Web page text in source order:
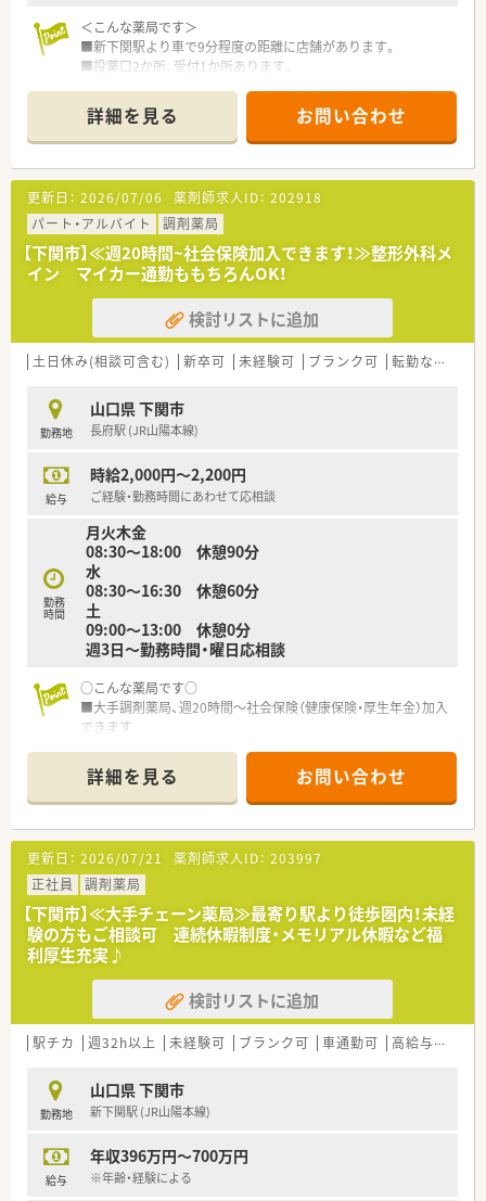
ティア休暇などワークライフバランスを推奨されています。
＜こんな方にもおすすめ＞
■しっかりとした教育体制のもとで薬剤師としてのスキルを磨
きたい方
■応援体制がありいざという時に休みの取れる環境でご勤務さ
れたい方
■マイカー通勤ご希望の方
■様々な店舗でスキルを磨いてみたい方
＜こんな薬局です＞
■新下関駅より車で9分程度の距離に店舗があります。
■投薬口2か所、受付1か所あります。
すので働きやすい環境です。
＜業務内容＞
■処方箋による調剤業務、服薬指導、薬剤情報の提供など
■近隣のクリニックより内科、呼吸器科、循環器科をメインに処
方応需しています。
＜研修制度＞
■独自の研修システムを活用し、効率的かつ効果的なスキルアッ
プを支援しています。
■カフェテリア研修や社内学術大会など、目指す社会人像に合わ
せて学ぶ事ができる環境が整っています。
■大学と提携し、がん･高齢者医療など最新の知識修得をし、専
門性の高い薬剤師の育成しています。
を選択できる通信教育があります。
＜法人特徴＞
開業支援まで行っているため、医療機関との関係も良好で「医
薬連携」の取組みとして積極的にコミュニケーションを図ってい
■異動・転勤について
①全国勤務社員：全店舗を対象とした異動が可能な社員
②エリア社員：限定した地区内での転居を伴う異動が可能な社員
③薬剤師職Ⅲ（ローカル社員）：転居を伴う異動がない社員から選
択可能です。
■休暇制度や福利厚生面も充実
正社員であれば有給は入社時から付与。
ティア休暇などワークライフバランスを推奨されています。
＜こんな方にもおすすめ＞
■しっかりとした教育体制のもとで薬剤師としてのスキルを磨
きたい方
■応援体制がありいざという時に休みの取れる環境でご勤務さ
れたい方
■マイカー通勤ご希望の方
■様々な店舗でスキルを磨いてみたい方
詳細を見る お問い合わせ
更新日： 2026/07/06 薬剤師求人ID： 202918
パート・アルバイト
調剤薬局
【下関市】≪週20時間~社会保険加入できます！≫整形外科メ
イン マイカー通勤ももちろんOK！
検討リストに追加
土日休み(相談可含む) 新卒可 未経験可 ブランク可 転勤なし
勤務地
山口県 下関市
長府駅 (JR山陽本線)
給与
時給2,000円～2,200円
ご経験・勤務時間にあわせて応相談
勤務
時間
月火木金
08:30～18:00 休憩90分
水
08:30～16:30 休憩60分
土
09:00～13:00 休憩0分
週3日～勤務時間・曜日応相談
○こんな薬局です○
■大手調剤薬局、週20時間～社会保険（健康保険・厚生年金）加入
できます
■近隣整形外科・リウマチクリニックメイン応需です
■調剤設備は電子薬歴完備で充実しています
■残業はほとんどありません
■薬剤師常勤2名体制
■昼休みに一人になる時間はあります
■教育体制あり
■車通勤可
○こんな方にオススメです○
■大手調剤薬局で働きたい方
■パート薬剤師として働きたい方
■パートでも社会保険加入したい方
詳細を見る お問い合わせ
更新日： 2026/07/21 薬剤師求人ID： 203997
正社員
調剤薬局
【下関市】≪大手チェーン薬局≫最寄り駅より徒歩圏内！未経
験の方もご相談可 連続休暇制度・メモリアル休暇など福
利厚生充実♪
検討リストに追加
駅チカ 週32h以上 未経験可 ブランク可 車通勤可 高給与(600万円以上)
勤務地
山口県 下関市
新下関駅 (JR山陽本線)
給与
年収396万円～700万円
※年齢・経験による